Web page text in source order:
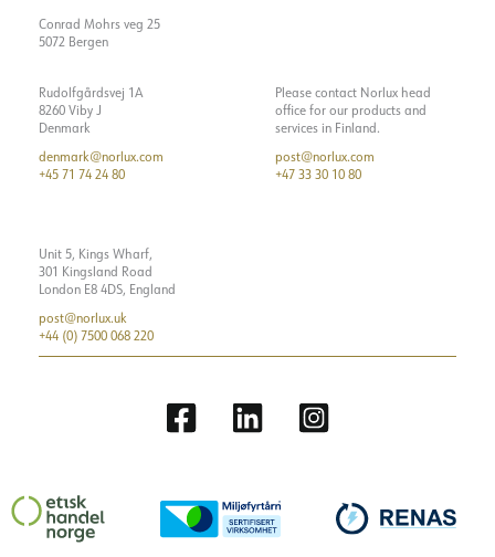
Conrad Mohrs veg 25
5072 Bergen
Rudolfgårdsvej 1A
8260 Viby J
Denmark
denmark@norlux.com
+45 71 74 24 80
Please contact Norlux head
office for our products and
services in Finland.
post@norlux.com
+47 33 30 10 80
Unit 5, Kings Wharf,
301 Kingsland Road
London E8 4DS, England
post@norlux.uk
+44 (0) 7500 068 220